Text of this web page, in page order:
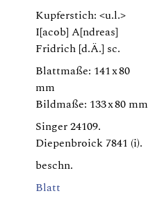
Kupferstich: <u.l.>
I[acob] A[ndreas]
Fridrich [d.Ä.] sc.
Blattmaße: 141 x 80
mm
Bildmaße: 133 x 80 mm
Singer 24109.
Diepenbroick 7841 (i).
beschn.
Blatt